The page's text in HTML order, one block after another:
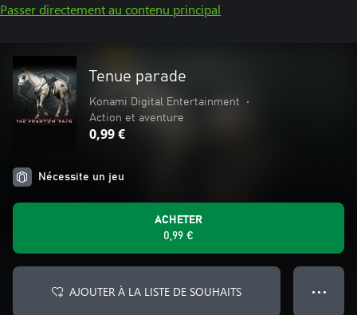
Passer directement au contenu principal
Tenue parade
Konami Digital Entertainment
•
Action et aventure
0,99 €
Nécessite un jeu
ACHETER
0,99 €
AJOUTER À LA LISTE DE SOUHAITS ● ● ●